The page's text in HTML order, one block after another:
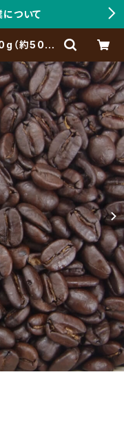
ついて
（約50杯